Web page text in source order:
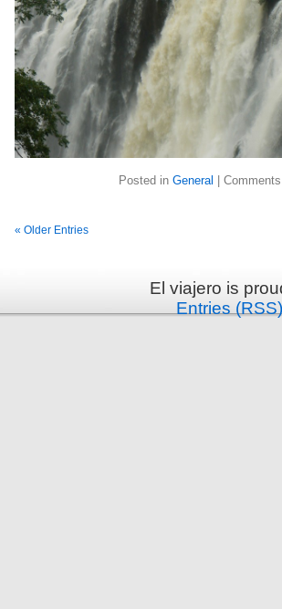
Posted in General
« Older Entries
El viajero is
Entries (RSS)